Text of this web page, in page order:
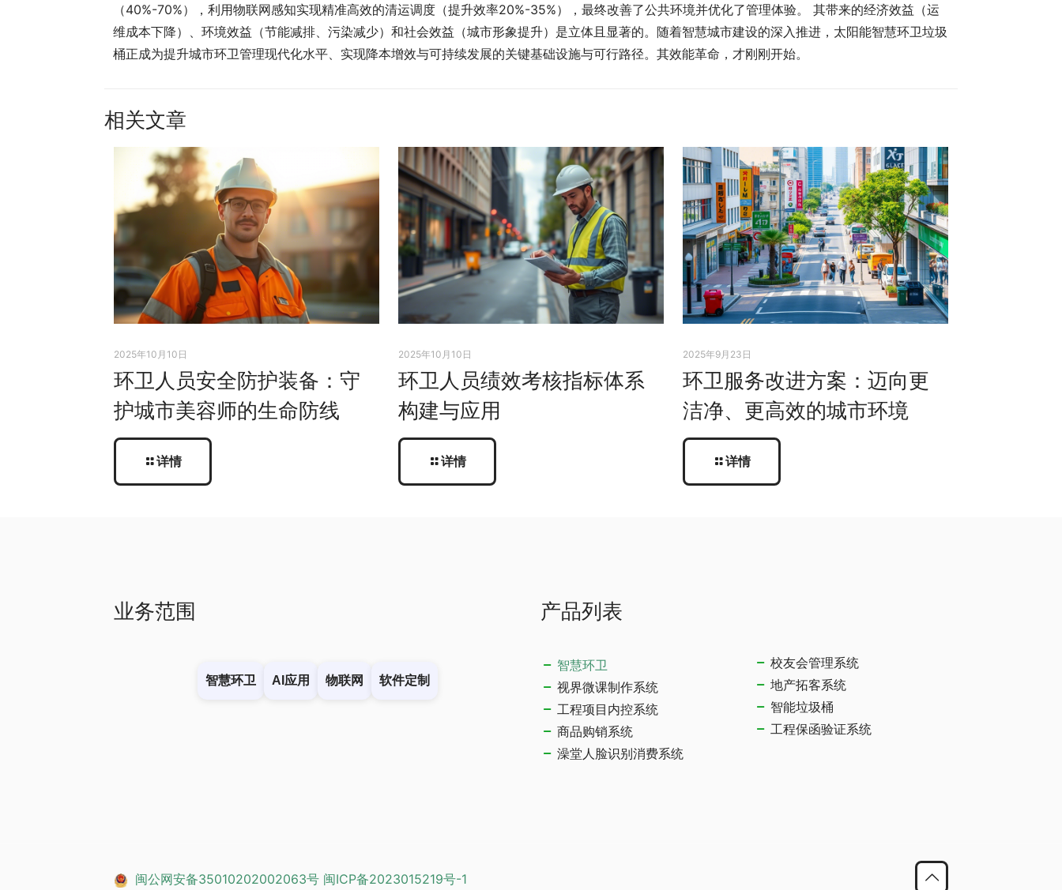
（40%-70%），利用物联网感知实现精准高效的清运调度（提升效率20%-35%），最终改善了公共环境并优化了管理体验。 其带来的经济效益（运
维成本下降）、环境效益（节能减排、污染减少）和社会效益（城市形象提升）是立体且显著的。随着智慧城市建设的深入推进，太阳能智慧环卫垃圾
桶正成为提升城市环卫管理现代化水平、实现降本增效与可持续发展的关键基础设施与可行路径。其效能革命，才刚刚开始。
相关文章
2025年10月10日
环卫人员安全防护装备：守
护城市美容师的生命防线
详情
2025年10月10日
环卫人员绩效考核指标体系
构建与应用
详情
2025年9月23日
环卫服务改进方案：迈向更
洁净、更高效的城市环境
详情
业务范围
智慧环卫 AI应用 物联网 软件定制
产品列表
智慧环卫
视界微课制作系统
工程项目内控系统
商品购销系统
澡堂人脸识别消费系统
校友会管理系统
地产拓客系统
智能垃圾桶
工程保函验证系统
闽公网安备35010202002063号 闽ICP备2023015219号-1